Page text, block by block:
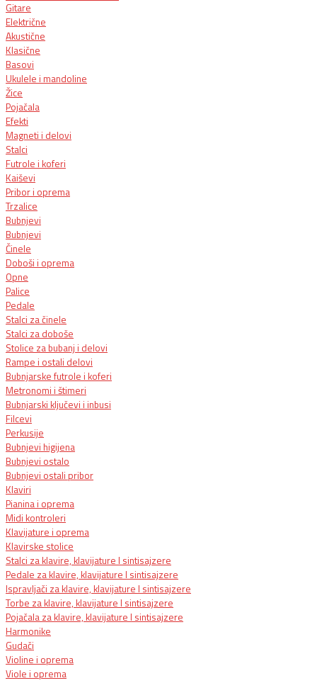
Gitare
Električne
Akustične
Klasične
Basovi
Ukulele i mandoline
Žice
Pojačala
Efekti
Magneti i delovi
Stalci
Futrole i koferi
Kaiševi
Pribor i oprema
Trzalice
Bubnjevi
Bubnjevi
Činele
Doboši i oprema
Opne
Palice
Pedale
Stalci za činele
Stalci za doboše
Stolice za bubanj i delovi
Rampe i ostali delovi
Bubnjarske futrole i koferi
Metronomi i štimeri
Bubnjarski ključevi i inbusi
Filcevi
Perkusije
Bubnjevi higijena
Bubnjevi ostalo
Bubnjevi ostali pribor
Klaviri
Pianina i oprema
Midi kontroleri
Klavijature i oprema
Klavirske stolice
Stalci za klavire, klavijature I sintisajzere
Pedale za klavire, klavijature I sintisajzere
Ispravljači za klavire, klavijature I sintisajzere
Torbe za klavire, klavijature I sintisajzere
Pojačala za klavire, klavijature I sintisajzere
Harmonike
Gudači
Violine i oprema
Viole i oprema